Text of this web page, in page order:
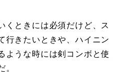
くときには必須だけど、ス
行きたいときや、ハイニン
ような時には剣コンボと使
。